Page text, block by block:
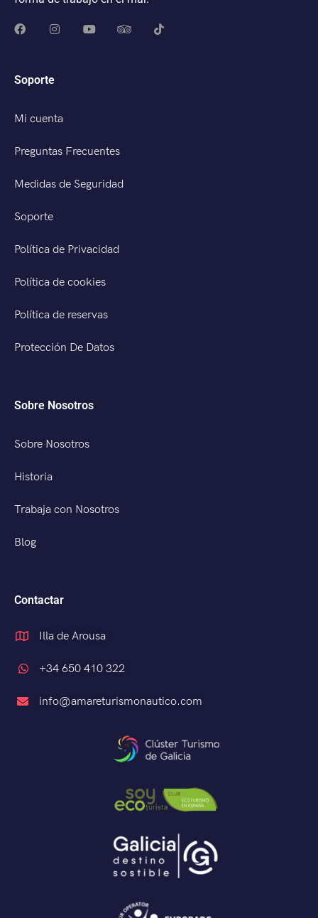
Soporte
Mi cuenta
Preguntas Frecuentes
Medidas de Seguridad
Soporte
Política de Privacidad
Política de cookies
Política de reservas
Protección De Datos
Sobre Nosotros
Sobre Nosotros
Historia
Trabaja con Nosotros
Blog
Contactar
Illa de Arousa
+34 650 410 322
info@amareturismonautico.com